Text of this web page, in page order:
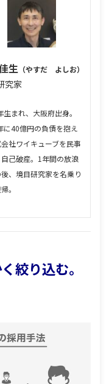
生 （やすだ よしお）
究家
生まれ、大阪府出身。
に40億円の負債を抱え
社ワイキューブを民事
己破産。1年間の放浪
、境目研究家を名乗り
。
絞り込む。